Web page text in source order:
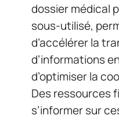
dossier médical
sous-utilisé,
d’accélérer la
d’informations
d’optimiser la
Des ressources
s’informer sur